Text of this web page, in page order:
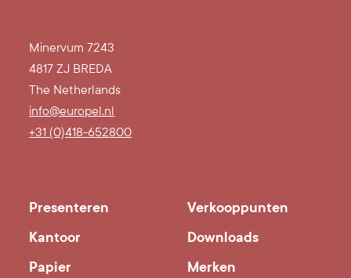
Minervum 7243
4817 ZJ BREDA
The Netherlands
info@europel.nl
+31 (0)418-652800
Presenteren
Kantoor
Papier
Verkooppunten
Downloads
Merken